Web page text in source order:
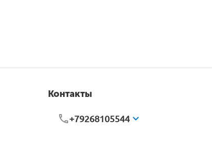
Контакты
+79268105544